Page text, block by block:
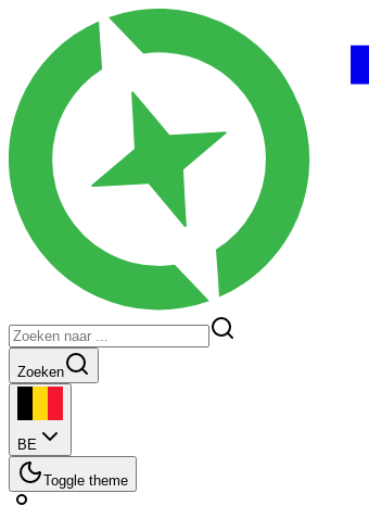
Zoeken
BE
Toggle theme